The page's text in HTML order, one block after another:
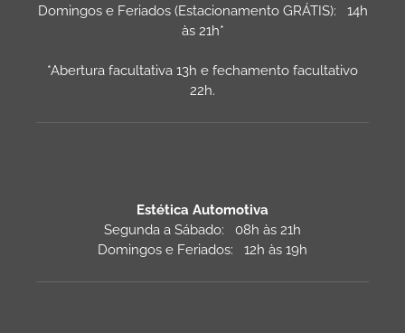
Domingos e Feriados (Estacionamento GRÁTIS): 14h
às 21h*
*Abertura facultativa 13h e fechamento facultativo
22h.
Estética Automotiva
Segunda a Sábado: 08h às 21h
Domingos e Feriados: 12h às 19h